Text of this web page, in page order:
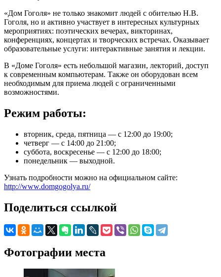
«Дом Гоголя» не только знакомит людей с обителью Н.В.
Гоголя, но и активно участвует в интересных культурных
мероприятиях: поэтических вечерах, викторинах,
конференциях, концертах и творческих встречах. Оказывает
образовательные услуги: интерактивные занятия и лекции.
В «Доме Гоголя» есть небольшой магазин, лекторий, доступ
к современным компьютерам. Также он оборудован всем
необходимым для приема людей с ограниченными
возможностями.
Режим работы:
вторник, среда, пятница — с 12:00 до 19:00;
четверг — с 14:00 до 21:00;
суббота, воскресенье — с 12:00 до 18:00;
понедельник — выходной.
Узнать подробности можно на официальном сайте:
http://www.domgogolya.ru/
Поделиться ссылкой
Фотографии места